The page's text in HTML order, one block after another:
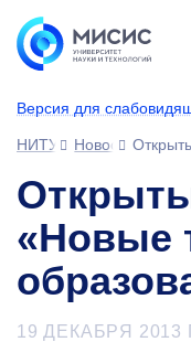
Версия для
НИТУ МИСИС
Новости
«Новые
19 ДЕКАБРЯ 2013